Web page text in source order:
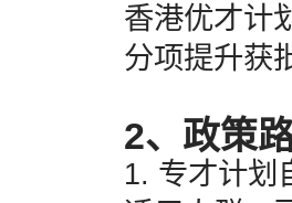
香港优才计
分项提升获
2、政策
1. 专才计划